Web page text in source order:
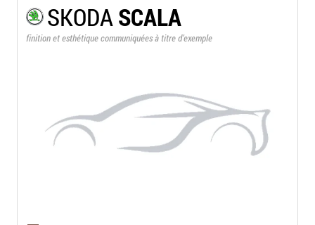
SKODASCALA
finition et esthétique communiquées à titre d’exemple